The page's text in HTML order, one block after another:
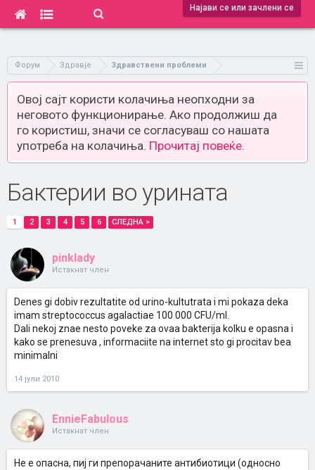
Најави се или зачлени се
Форум Здравје Здравствени проблеми
Овој сајт користи колачиња неопходни за
неговото функционирање. Ако продолжиш да
го користиш, значи се согласуваш со нашата
употреба на колачиња. Прочитај повеќе.
Бактерии во урината
1 2 3 4 5 6 СЛЕДНА >
pinklady
Истакнат член
Denes gi dobiv rezultatite od urino-kultutrata i mi pokaza deka
imam streptococcus agalactiae 100 000 CFU/ml.
Dali nekoj znae nesto poveke za ovaa bakterija kolku e opasna i
kako se prenesuva , informaciite na internet sto gi procitav bea
minimalni
14 јули 2010
EnnieFabulous
Истакнат член
Не е опасна, пиј ги препорачаните антибиотици (односно